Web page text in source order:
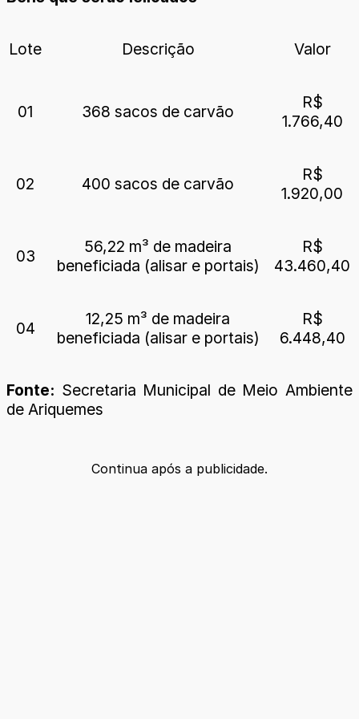
Lote Descrição Valor
01 368 sacos de carvão
R$
1.766,40
02 400 sacos de carvão
R$
1.920,00
03
56,22 m³ de madeira
beneficiada (alisar e portais)
R$
43.460,40
04
12,25 m³ de madeira
beneficiada (alisar e portais)
R$
6.448,40
Fonte: Secretaria Municipal de Meio Ambiente
de Ariquemes
Continua após a publicidade.